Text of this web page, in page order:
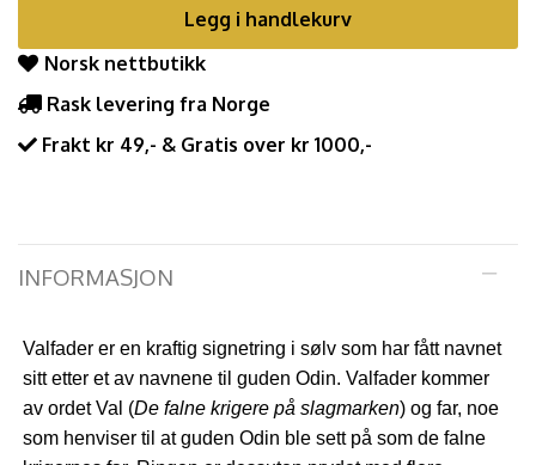
Legg i handlekurv
Norsk nettbutikk
Rask levering fra Norge
Frakt kr 49,- & Gratis over kr 1000,-
INFORMASJON
Valfader er en kraftig signetring i sølv som har fått navnet
sitt etter et av navnene til guden Odin. Valfader kommer
av ordet Val (De falne krigere på slagmarken) og far, noe
som henviser til at guden Odin ble sett på som de falne